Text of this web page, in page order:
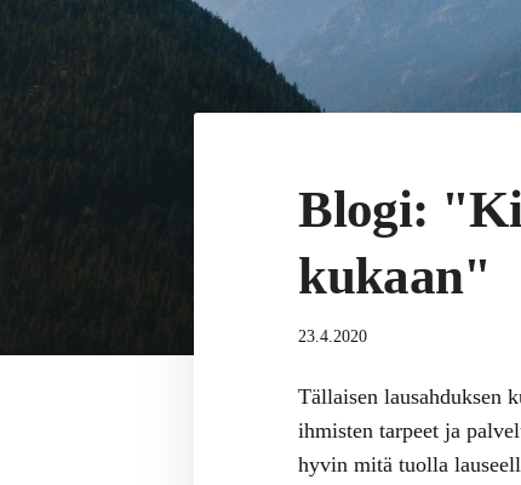
Blogi:
kukaan"
23.4.2020
Tällaisen lausahduksen
ihmisten tarpeet ja
hyvin mitä tuolla